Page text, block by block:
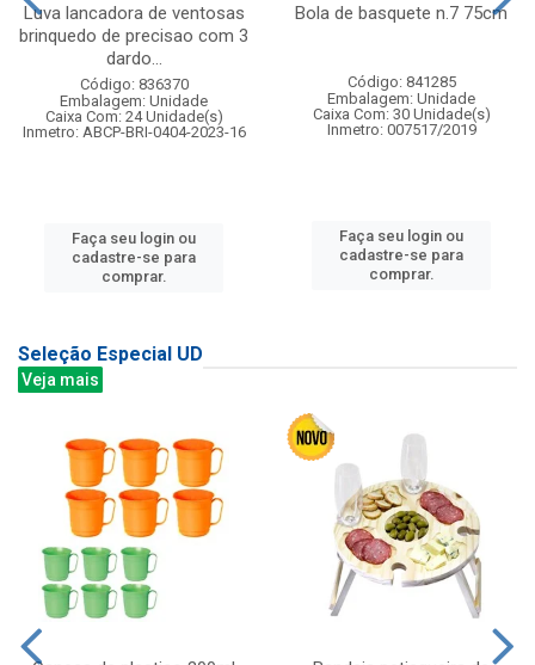
Luva lancadora de ventosas
brinquedo de precisao com 3
dardo...
Código: 836370
Embalagem: Unidade
Caixa Com: 24 Unidade(s)
Inmetro: ABCP-BRI-0404-2023-16
Faça seu login ou
cadastre-se para
comprar.
Bola de basquete n.7 75cm
Código: 841285
Embalagem: Unidade
Caixa Com: 30 Unidade(s)
Inmetro: 007517/2019
Faça seu login ou
cadastre-se para
comprar.
Seleção Especial UD
Veja mais